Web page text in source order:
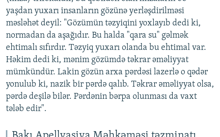
yaşdan yuxarı insanların gözünə yerləşdirilməsi
məsləhət deyil: "Gözümün təzyiqini yoxlayıb dedi ki,
normadan da aşağıdır. Bu halda "qara su" gəlmək
ehtimalı sıfırdır. Təzyiq yuxarı olanda bu ehtimal var.
Həkim dedi ki, mənim gözümdə təkrar əməliyyat
mümkündür. Lakin gözün arxa pərdəsi lazerlə o qədər
yonulub ki, nazik bir pərdə qalıb. Təkrar əməliyyat olsa,
pərdə deşilə bilər. Pərdənin bərpa olunması da vaxt
tələb edir".